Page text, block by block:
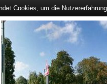
Cookies, um die